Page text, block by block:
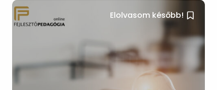
Elolvasom később!